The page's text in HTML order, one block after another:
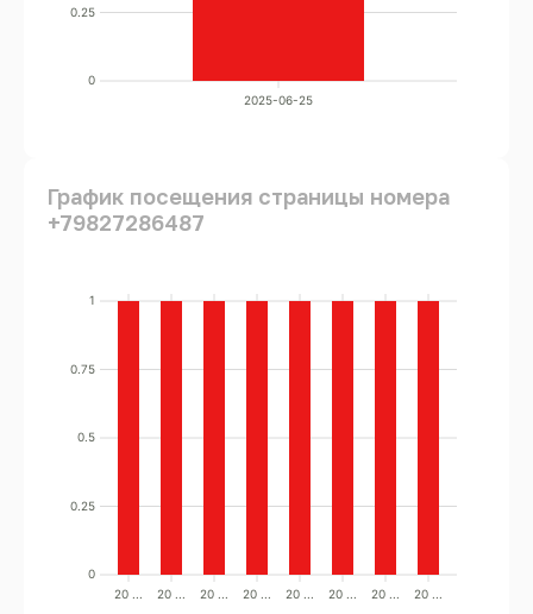
0
0.25
2025-06-25
График посещения страницы номера
+79827286487
0
0.25
0.5
0.75
1
20 ... 20 ... 20 ... 20 ... 20 ... 20 ... 20 ... 20 ...